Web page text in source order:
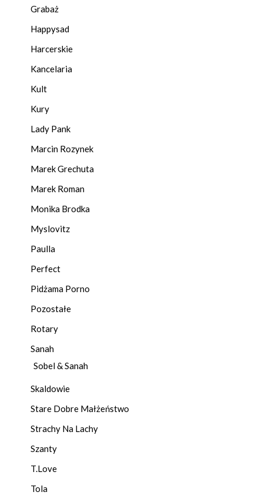
Grabaż
Happysad
Harcerskie
Kancelaria
Kult
Kury
Lady Pank
Marcin Rozynek
Marek Grechuta
Marek Roman
Monika Brodka
Myslovitz
Paulla
Perfect
Pidżama Porno
Pozostałe
Rotary
Sanah
Sobel & Sanah
Skaldowie
Stare Dobre Małżeństwo
Strachy Na Lachy
Szanty
T.Love
Tola